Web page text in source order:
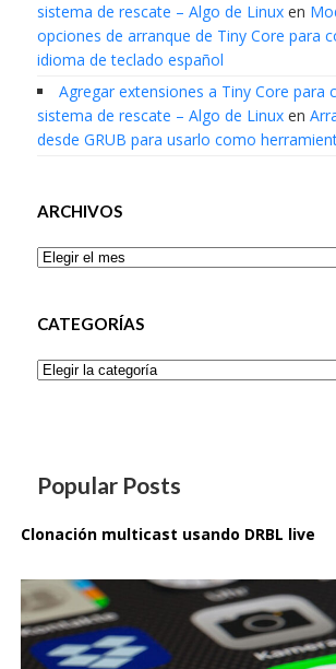
sistema de rescate – Algo de Linuxen
opciones de arranque de Tiny Core para
idioma de teclado español
Agregar extensiones a Tiny Core para
sistema de rescate – Algo de Linuxen
desde GRUB para usarlo como
ARCHIVOS
Archivos
CATEGORÍAS
Categorías
Popular Posts
Clonación multicast usando DRBL live